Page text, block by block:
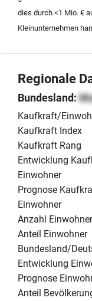
dies durch <1 Mio. €
Kleinunternehmen
Regionale
Bundesland:
Kaufkraft/
Kaufkraft Index
Kaufkraft Rang
Entwicklung
Einwohner
Prognose
Einwohner
Anzahl Einwohner
Anteil Einwohner
Bundesland/
Entwicklung
Prognose
Anteil